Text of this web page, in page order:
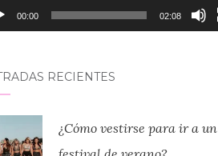
00:00 02:08
RECIENTES
¿Cómo vestirse para ir a un